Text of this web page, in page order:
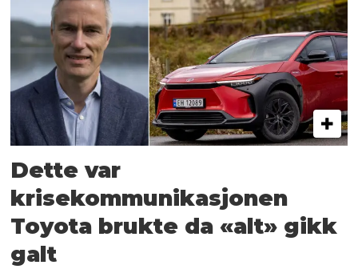
Dette var
krisekommunikasjonen
Toyota brukte da «alt» gikk
galt